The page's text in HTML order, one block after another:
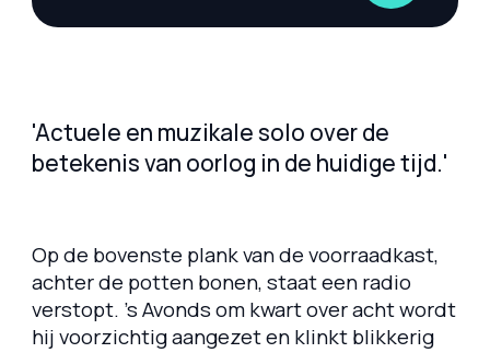
'Actuele en muzikale solo over de
betekenis van oorlog in de huidige tijd.'
Op de bovenste plank van de voorraadkast,
achter de potten bonen, staat een radio
verstopt. ’s Avonds om kwart over acht wordt
hij voorzichtig aangezet en klinkt blikkerig